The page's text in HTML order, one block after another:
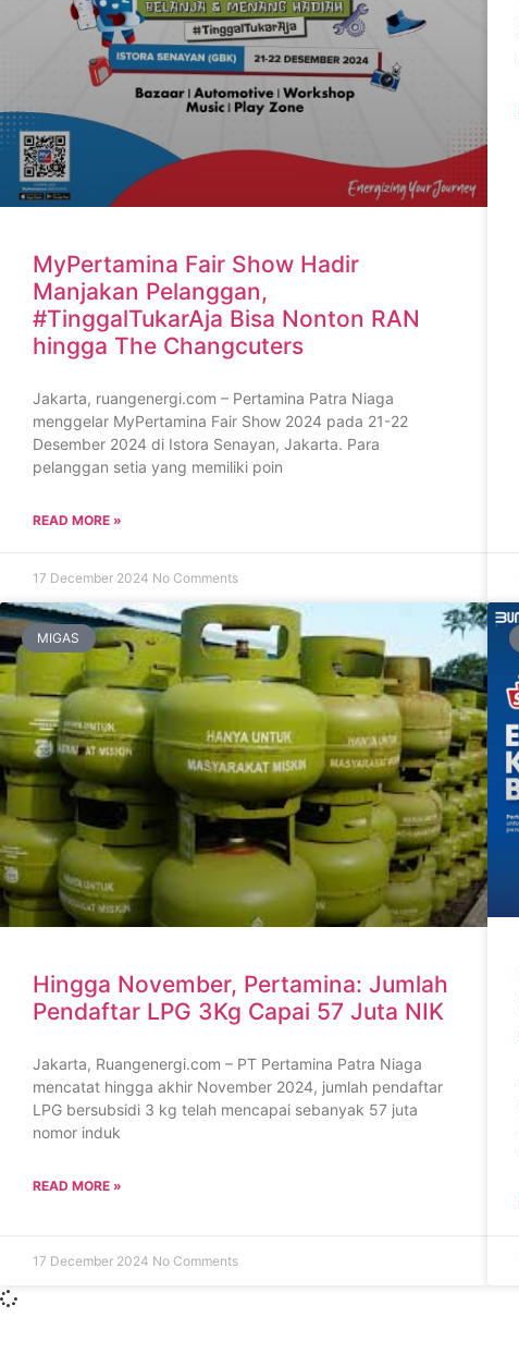
MyPertamina Fair Show Hadir
Manjakan Pelanggan,
#TinggalTukarAja Bisa Nonton RAN
hingga The Changcuters
Jakarta, ruangenergi.com – Pertamina Patra Niaga
menggelar MyPertamina Fair Show 2024 pada 21-22
Desember 2024 di Istora Senayan, Jakarta. Para
pelanggan setia yang memiliki poin
READ MORE »
17 December 2024 No Comments
MIGAS
Hingga November, Pertamina: Jumlah
Pendaftar LPG 3Kg Capai 57 Juta NIK
Jakarta, Ruangenergi.com – PT Pertamina Patra Niaga
mencatat hingga akhir November 2024, jumlah pendaftar
LPG bersubsidi 3 kg telah mencapai sebanyak 57 juta
nomor induk
READ MORE »
17 December 2024 No Comments